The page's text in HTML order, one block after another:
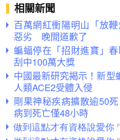
相關新聞
百萬網紅衝陽明山「放
惡劣 晚間道歉了
蝙蝠停在「招財進寶」
刮中100萬大獎
中國最新研究揭示！新
人類ACE2受體入侵
剛果神秘疾病擴散逾50
病到死亡僅48小時